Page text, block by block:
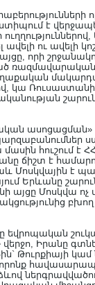
է
ու ավելի
որի
ռազմավարական
կա
ասոցացման»
հուշում է
ճիշտ է
Մոսկվային է
Երևանը
այցը Մոսկվա ոչ
բխող
եվրոպական
Իրանը
Թուրքիայի կամ
որոնք